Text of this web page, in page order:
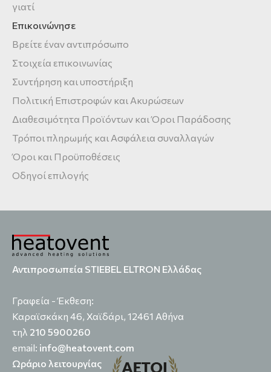
γιατί
Επικοινώνησε
Βρείτε έναν αντιπρόσωπο
Στοιχεία επικοινωνίας
Συντήρηση και υποστήριξη
Πολιτική Επιστροφών και Ακυρώσεων
Διαθεσιμότητα Προϊόντων και Όροι Παράδοσης
Τρόποι πληρωμής και Ασφάλεια συναλλαγών
Όροι και Προϋποθέσεις
Οδηγοί επιλογής
Αντιπροσωπεία STIEBEL ELTRON Ελλάδας
Γραφεία - Έκθεση:
Καραϊσκάκη 46, Χαϊδάρι, 12461 Αθήνα
τηλ 210 5900260
email: info@heatovent.com
Ωράριο λειτουργίας